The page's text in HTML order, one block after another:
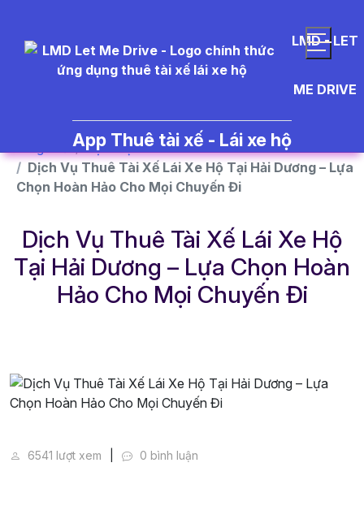
LMD - LET
ME DRIVE
App Thuê tài xế - Lái xe hộ
Trang chủ
Dịch vụ
Dịch Vụ Thuê Tài Xế Lái Xe Hộ Tại Hải Dương – Lựa
Chọn Hoàn Hảo Cho Mọi Chuyến Đi
Dịch Vụ Thuê Tài Xế Lái Xe Hộ
Tại Hải Dương – Lựa Chọn Hoàn
Hảo Cho Mọi Chuyến Đi
6541 lượt xem 0 bình luận